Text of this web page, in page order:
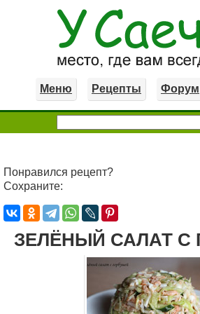
Меню Рецепты Форум
Понравился рецепт?
Сохраните:
ЗЕЛЁНЫЙ САЛАТ С